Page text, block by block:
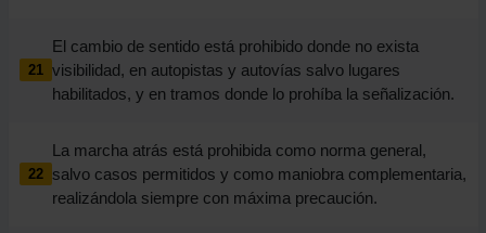
21
El cambio de sentido está prohibido donde no exista
visibilidad, en autopistas y autovías salvo lugares
habilitados, y en tramos donde lo prohíba la señalización.
22
La marcha atrás está prohibida como norma general,
salvo casos permitidos y como maniobra complementaria,
realizándola siempre con máxima precaución.